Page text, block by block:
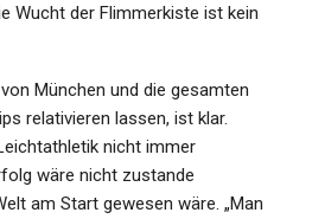
Wucht der Flimmerkiste ist kein
München und die gesamten
relativieren lassen, ist klar.
nicht immer
wäre nicht zustande
am Start gewesen wäre. „Man